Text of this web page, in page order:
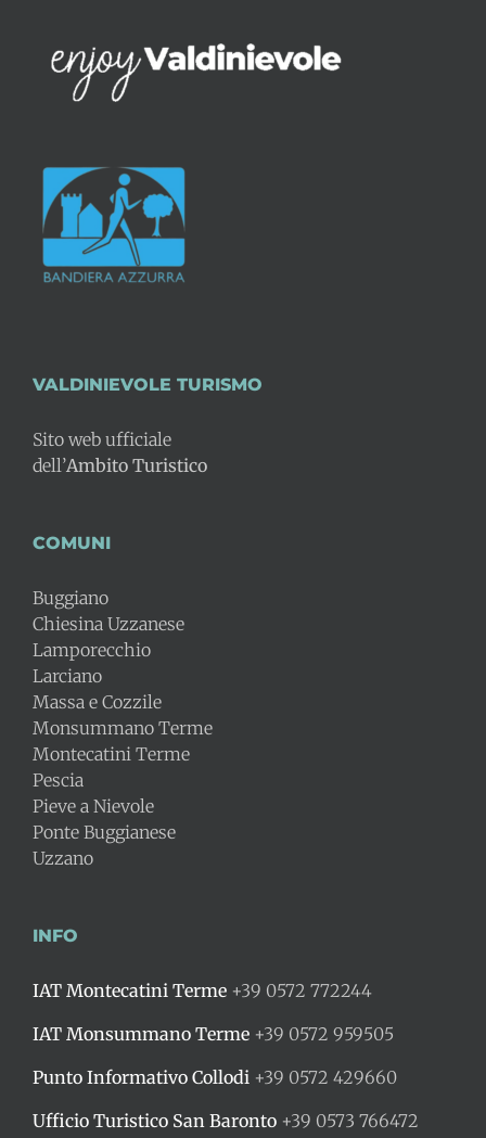
VALDINIEVOLE TURISMO
Sito web ufficiale
dell’Ambito Turistico
COMUNI
Buggiano
Chiesina Uzzanese
Lamporecchio
Larciano
Massa e Cozzile
Monsummano Terme
Montecatini Terme
Pescia
Pieve a Nievole
Ponte Buggianese
Uzzano
INFO
IAT Montecatini Terme +39 0572 772244
IAT Monsummano Terme +39 0572 959505
Punto Informativo Collodi +39 0572 429660
Ufficio Turistico San Baronto +39 0573 766472